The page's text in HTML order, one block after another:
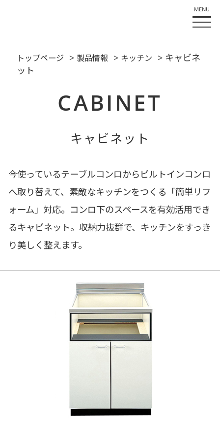
トップページ > 製品情報 > キッチン > キャビネ
ット
CABINET
キャビネット
今使っているテーブルコンロからビルトインコンロ
へ取り替えて、素敵なキッチンをつくる「簡単リフ
ォーム」対応。コンロ下のスペースを有効活用でき
るキャビネット。収納力抜群で、キッチンをすっき
り美しく整えます。